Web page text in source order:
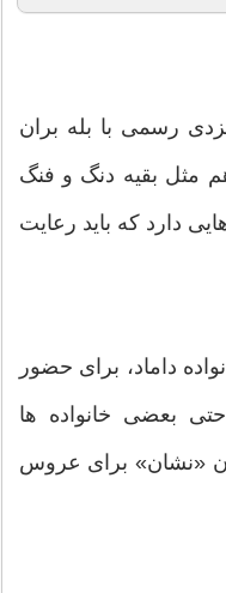
رسمی با بله بران
مثل بقیه دنگ و فنگ
دارد که باید رعایت
داماد، برای حضور
بعضی خانواده ها
«نشان» برای عروس